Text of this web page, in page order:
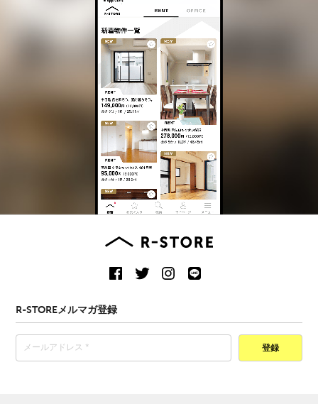
R-STOREメルマガ登録
登録